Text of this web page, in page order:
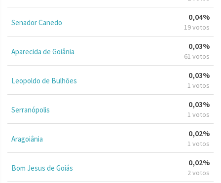
Senador Canedo
0,04%
19 votos
Aparecida de Goiânia
0,03%
61 votos
Leopoldo de Bulhões
0,03%
1 votos
Serranópolis
0,03%
1 votos
Aragoiânia
0,02%
1 votos
Bom Jesus de Goiás
0,02%
2 votos